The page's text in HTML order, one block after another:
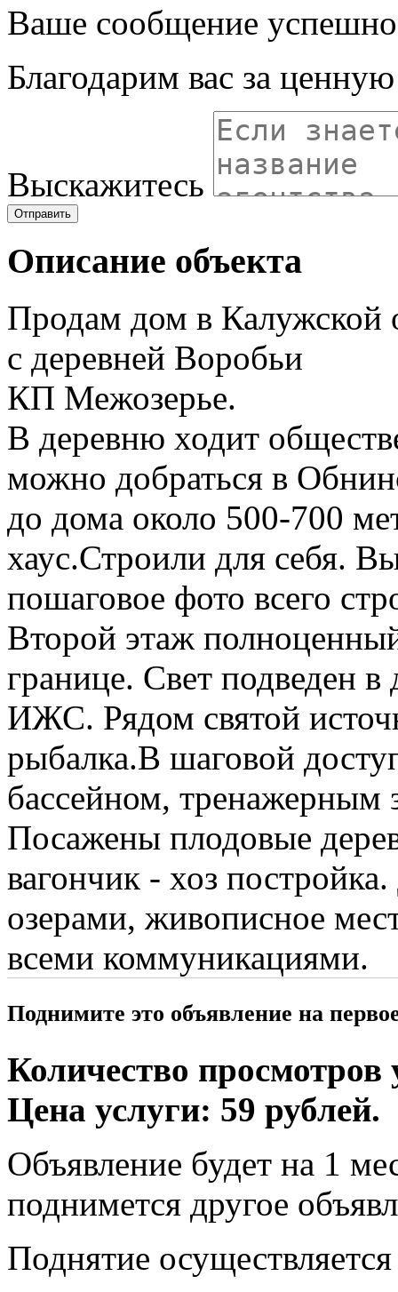
Ваше сообщение успешно
Благодарим вас за
Выскажитесь
Отправить
Описание объекта
Продам дом в Калужской
с деревней Воробьи
КП Межозерье.
В деревню ходит
можно добраться в
до дома около 500-700
хаус.Строили для себя.
пошаговое фото всего
Второй этаж
границе. Свет подведен
ИЖС. Рядом святой
рыбалка.В шаговой
бассейном, тренажерным
Посажены плодовые
вагончик - хоз
озерами, живописное
всеми коммуникациями.
Поднимите это объявление на
Количество просмотров
Цена услуги: 59 рублей.
Объявление будет на 1
поднимется другое
Поднятие